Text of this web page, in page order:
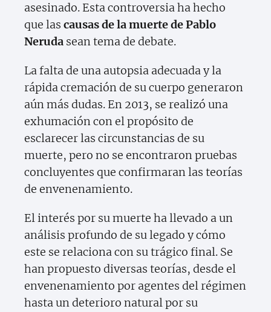
asesinado. Esta controversia ha hecho
que las causas de la muerte de Pablo
Neruda sean tema de debate.
La falta de una autopsia adecuada y la
rápida cremación de su cuerpo generaron
aún más dudas. En 2013, se realizó una
exhumación con el propósito de
esclarecer las circunstancias de su
muerte, pero no se encontraron pruebas
concluyentes que confirmaran las teorías
de envenenamiento.
El interés por su muerte ha llevado a un
análisis profundo de su legado y cómo
este se relaciona con su trágico final. Se
han propuesto diversas teorías, desde el
envenenamiento por agentes del régimen
hasta un deterioro natural por su